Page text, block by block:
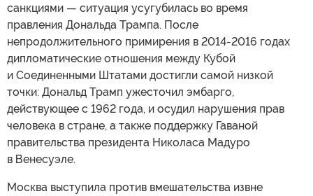
санкциями — ситуация усугубилась во время
правления Дональда Трампа. После
непродолжительного примирения в 2014-2016 годах
дипломатические отношения между Кубой
и Соединенными Штатами достигли самой низкой
точки: Дональд Трамп ужесточил эмбарго,
действующее с 1962 года, и осудил нарушения прав
человека в стране, а также поддержку Гаваной
правительства президента Николаса Мадуро
в Венесуэле.
Москва выступила против вмешательства извне